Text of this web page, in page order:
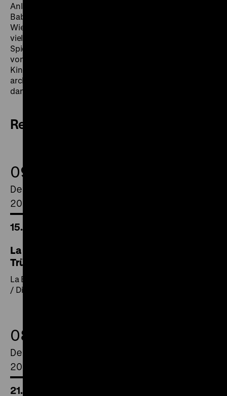
Anlässlich seines 82. Geburtstag widmet CineGraph
Babelsberg im Rahmen seiner beiden Filmreihe
Wiederentdeckt und FilmDokument dem noch immer
viel zu unbekannten Dokumentar- und
Spielfilmregisseur ein langes Wochenende. Die Filme
von Christian Rischert sind in der Deutschen
Kinemathek – Museum für Film und Fernsehen
archiviert, der wir für ihre Unterstützung ebenso
danken wie Christian Rischert selbst.
Review
09.
December
2018
15.00 Uhr
La Bouffe – Von der Lust am Essen / Der
Trüffelsucher / Die Weinmacher: Friaul
La Bouffe – Von der Lust am Essen / Der Trüffelsucher
/ Die Weinmacher: Friaul
08.
December
2018
21.00 Uhr